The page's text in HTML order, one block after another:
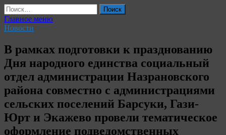
Найти:
Главное меню
Новости
В рамках подготовки к празднованию
Дня народного единства социальный
отдел администрации Назрановского
района совместно с администрациями
сельских поселений Барсуки, Гази-
Юрт и Экажево провели тематическое
оформление подведомственных